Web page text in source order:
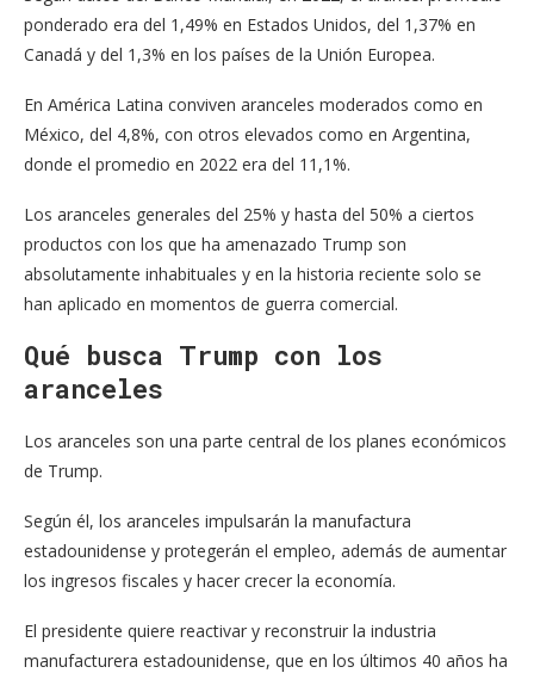
ponderado era del 1,49% en Estados Unidos, del 1,37% en
Canadá y del 1,3% en los países de la Unión Europea.
En América Latina conviven aranceles moderados como en
México, del 4,8%, con otros elevados como en Argentina,
donde el promedio en 2022 era del 11,1%.
Los aranceles generales del 25% y hasta del 50% a ciertos
productos con los que ha amenazado Trump son
absolutamente inhabituales y en la historia reciente solo se
han aplicado en momentos de guerra comercial.
Qué busca Trump con los
aranceles
Los aranceles son una parte central de los planes económicos
de Trump.
Según él, los aranceles impulsarán la manufactura
estadounidense y protegerán el empleo, además de aumentar
los ingresos fiscales y hacer crecer la economía.
El presidente quiere reactivar y reconstruir la industria
manufacturera estadounidense, que en los últimos 40 años ha